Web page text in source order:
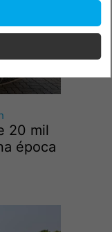
20 mil
época